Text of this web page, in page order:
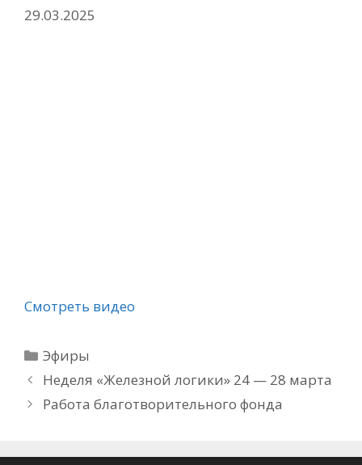
29.03.2025
Смотреть видео
Рубрики
Эфиры
Неделя «Железной логики» 24 — 28 марта
Работа благотворительного фонда